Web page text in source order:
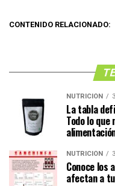
CONTENIDO RELACIONADO:
NUTRICIÓN
La tabla
Todo lo
NUTRICIÓN
Conoce los
afectan a